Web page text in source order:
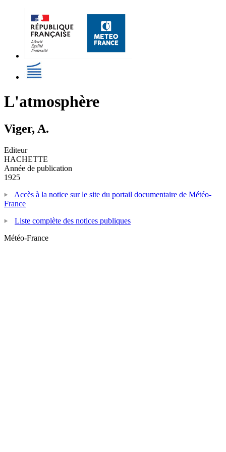
L'atmosphère
Viger, A.
Editeur
HACHETTE
Année de publication
1925
Accès à la notice sur le site du portail documentaire de Météo-
France
Liste complète des notices publiques
Météo-France